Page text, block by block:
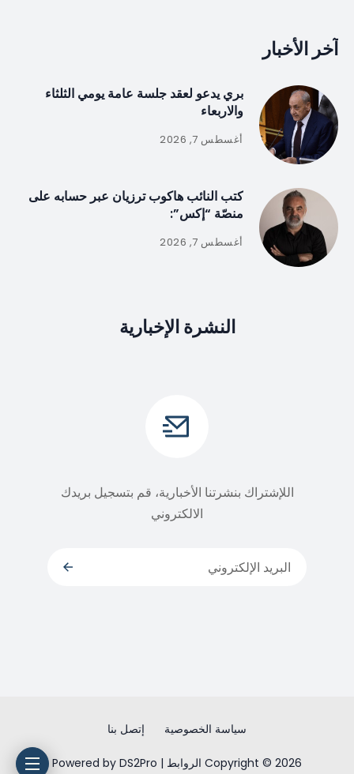
آخر الأخبار
بري يدعو لعقد جلسة عامة يومي الثلثاء
والاربعاء
أغسطس 7, 2026
كتب النائب هاكوب ترزيان عبر حسابه على
منصّة “إكس”:
أغسطس 7, 2026
النشرة الإخبارية
اللإشتراك بنشرتنا الأخبارية، قم بتسجيل بريدك
الالكتروني
سياسة الخصوصية إتصل بنا
Copyright © 2026 الروابط | Powered by DS2Pro